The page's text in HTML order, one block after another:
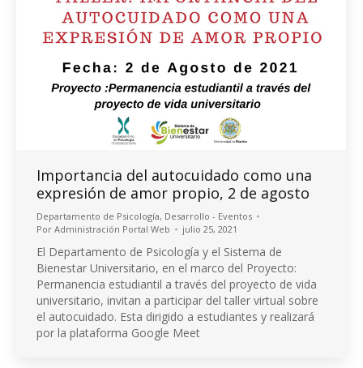
Importancia del autocuidado como una
expresión de amor propio, 2 de agosto
Departamento de Psicología, Desarrollo - Eventos
Por Administración Portal Web julio 25, 2021
El Departamento de Psicología y el Sistema de
Bienestar Universitario, en el marco del Proyecto:
Permanencia estudiantil a través del proyecto de vida
universitario, invitan a participar del taller virtual sobre
el autocuidado. Esta dirigido a estudiantes y realizará
por la plataforma Google Meet